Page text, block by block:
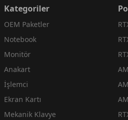
Kategoriler
OEM Paketler
Notebook
Monitör
Anakart
İşlemci
Ekran Kartı
Mekanik Klavye